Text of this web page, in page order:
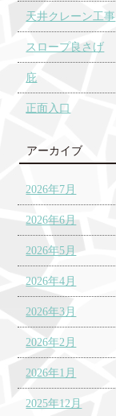
天井クレーン工事
スロープ良さげ
庇
正面入口
アーカイブ
2026年7月
2026年6月
2026年5月
2026年4月
2026年3月
2026年2月
2026年1月
2025年12月